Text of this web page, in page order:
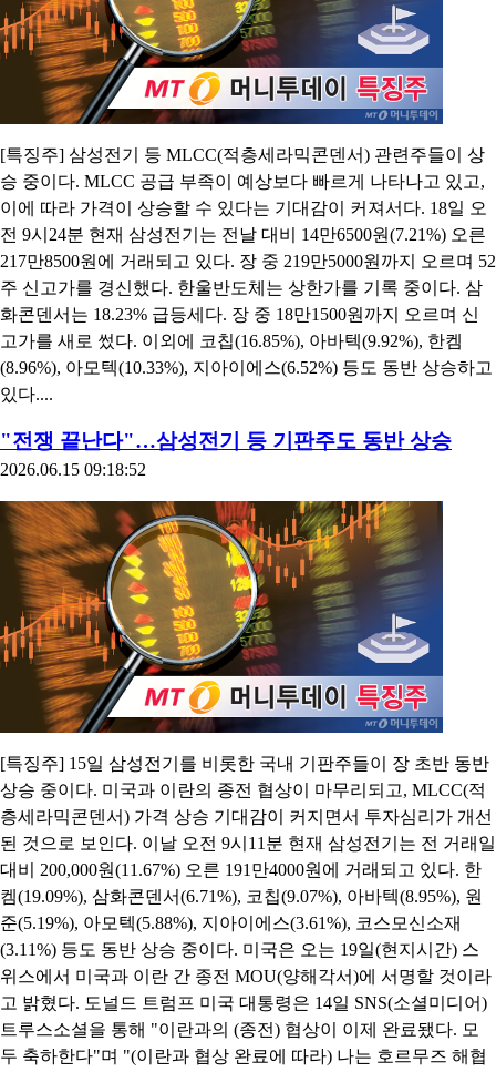
[특징주] 삼성전기 등 MLCC(적층세라믹콘덴서) 관련주들이 상
승 중이다. MLCC 공급 부족이 예상보다 빠르게 나타나고 있고,
이에 따라 가격이 상승할 수 있다는 기대감이 커져서다. 18일 오
전 9시24분 현재 삼성전기는 전날 대비 14만6500원(7.21%) 오른
217만8500원에 거래되고 있다. 장 중 219만5000원까지 오르며 52
주 신고가를 경신했다. 한울반도체는 상한가를 기록 중이다. 삼
화콘덴서는 18.23% 급등세다. 장 중 18만1500원까지 오르며 신
고가를 새로 썼다. 이외에 코칩(16.85%), 아바텍(9.92%), 한켐
(8.96%), 아모텍(10.33%), 지아이에스(6.52%) 등도 동반 상승하고
있다....
"전쟁 끝난다"…삼성전기 등 기판주도 동반 상승
2026.06.15 09:18:52
[특징주] 15일 삼성전기를 비롯한 국내 기판주들이 장 초반 동반
상승 중이다. 미국과 이란의 종전 협상이 마무리되고, MLCC(적
층세라믹콘덴서) 가격 상승 기대감이 커지면서 투자심리가 개선
된 것으로 보인다. 이날 오전 9시11분 현재 삼성전기는 전 거래일
대비 200,000원(11.67%) 오른 191만4000원에 거래되고 있다. 한
켐(19.09%), 삼화콘덴서(6.71%), 코칩(9.07%), 아바텍(8.95%), 원
준(5.19%), 아모텍(5.88%), 지아이에스(3.61%), 코스모신소재
(3.11%) 등도 동반 상승 중이다. 미국은 오는 19일(현지시간) 스
위스에서 미국과 이란 간 종전 MOU(양해각서)에 서명할 것이라
고 밝혔다. 도널드 트럼프 미국 대통령은 14일 SNS(소셜미디어)
트루스소셜을 통해 "이란과의 (종전) 협상이 이제 완료됐다. 모
두 축하한다"며 "(이란과 협상 완료에 따라) 나는 호르무즈 해협